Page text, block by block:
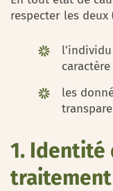
respecter les
les
1. Identité
traitement